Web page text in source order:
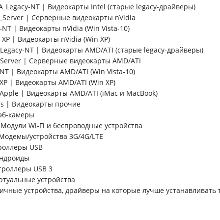
NT | Видеокарты Intel (старые legacy-драйверы)
| Серверные видеокарты nVidia
NT | Видеокарты nVidia (Win Vista-10)
XP | Видеокарты nVidia (Win XP)
NT | Видеокарты AMD/ATI (старые legacy-драйверы)
| Серверные видеокарты AMD/ATI
| Видеокарты AMD/ATI (Win Vista-10)
| Видеокарты AMD/ATI (Win XP)
Apple | Видеокарты AMD/ATI (iMac и MacBook)
| Видеокарты прочие
камеры
Wi-Fi и беспроводные устройства
устройства 3G/4G/LTE
USB
USB 3
устройства
устройства, драйверы на которые лучше устанавливать